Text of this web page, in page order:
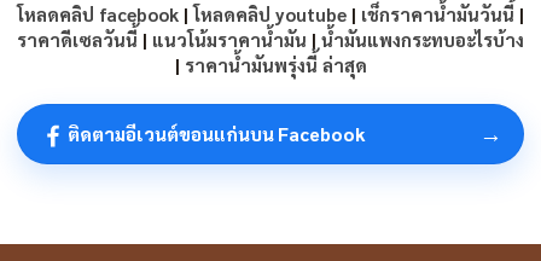
โหลดคลิป facebook |โหลดคลิป youtube | เช็กราคาน้ำมันวันนี้ |
ราคาดีเซลวันนี้ | แนวโน้มราคาน้ำมัน | น้ำมันแพงกระทบอะไรบ้าง
| ราคาน้ำมันพรุ่งนี้ ล่าสุด
ติดตามอีเวนต์ขอนแก่นบน Facebook →